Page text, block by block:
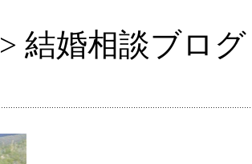
> 結婚相談ブログ